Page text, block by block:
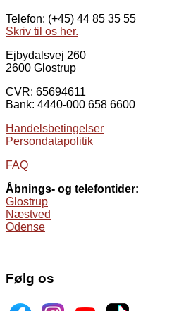
Telefon: (+45) 44 85 35 55
Skriv til os her.
Ejbydalsvej 260
2600 Glostrup
CVR: 65694611
Bank: 4440-000 658 6600
Handelsbetingelser
Persondatapolitik
FAQ
Åbnings- og telefontider:
Glostrup
Næstved
Odense
Følg os